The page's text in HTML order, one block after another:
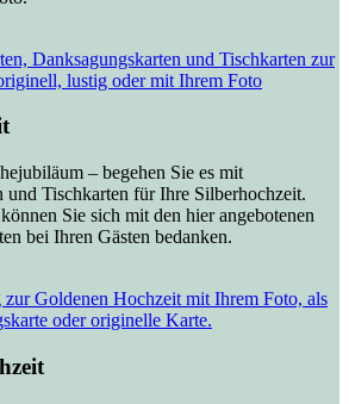
– begehen Sie es mit
und Tischkarten für Ihre Silberhochzeit.
Sie sich mit den hier angebotenen
bei Ihren Gästen bedanken.